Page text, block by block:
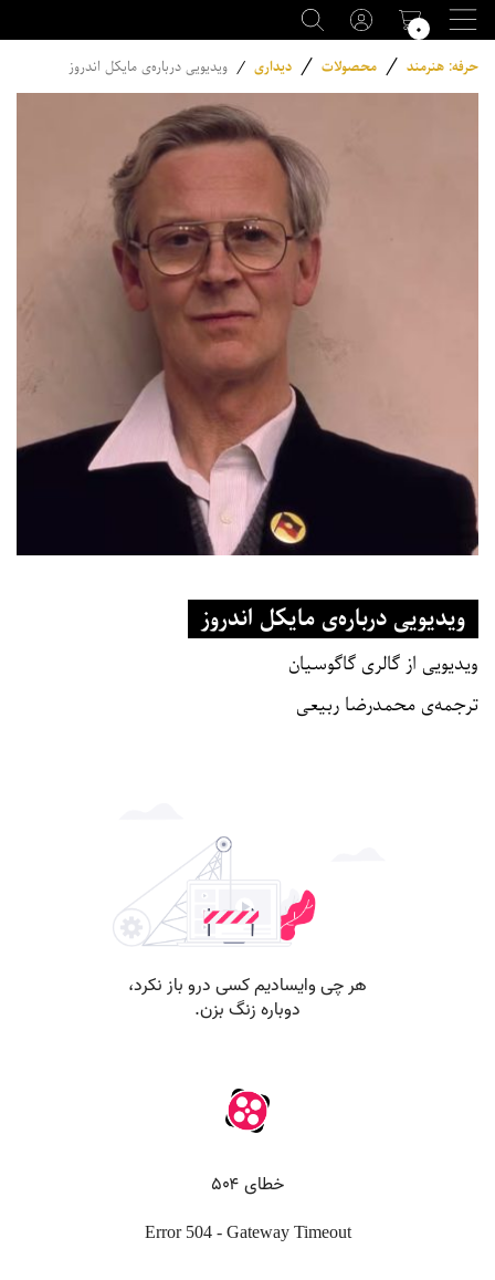
۰
حرفه: هنرمند / محصولات / دیداری / ویدیویی درباره‌ی مایکل اندروز
ویدیویی درباره‌ی مایکل اندروز
ویدیویی از گالری گاگوسیان
ترجمه‌ی محمدرضا ربیعی